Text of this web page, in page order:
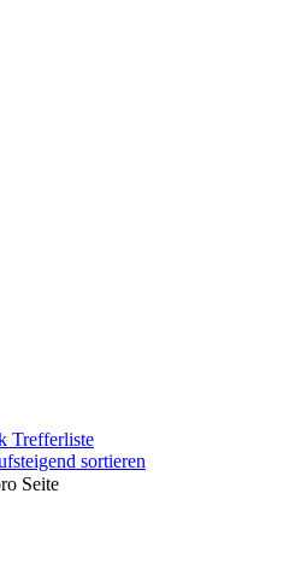
Trefferliste
sortieren
Seite